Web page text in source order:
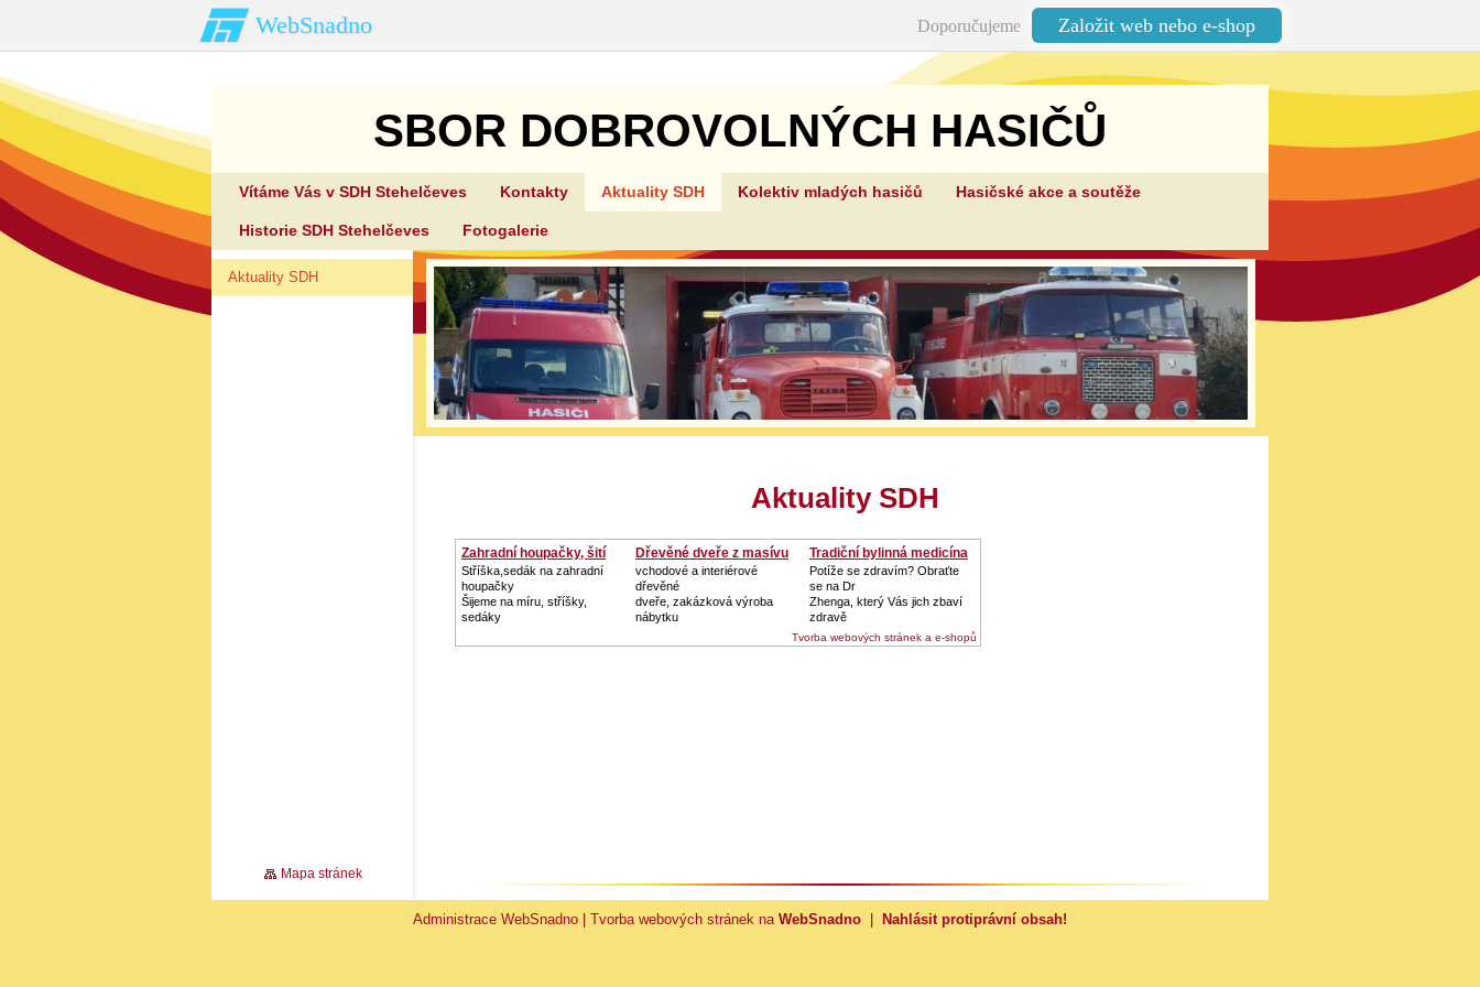
WebSnadno Doporučujeme Založit web nebo e-shop
SBOR DOBROVOLNÝCH HASIČŮ
STEHELČEVES
Vítáme Vás v SDH Stehelčeves Kontakty Aktuality SDH Kolektiv mladých hasičů Hasičské akce a soutěže
Historie SDH Stehelčeves Fotogalerie
Aktuality SDH
Aktuality SDH
Zahradní houpačky, šití
Stříška,sedák na zahradní
houpačky
Šijeme na míru, stříšky,
sedáky
Dřevěné dveře z masívu
vchodové a interiérové
dřevěné
dveře, zakázková výroba
nábytku
Tradiční bylinná medicína
Potíže se zdravím? Obraťte
se na Dr
Zhenga, který Vás jich zbaví
zdravě
Tvorba webových stránek a e-shopů
Mapa stránek
Administrace WebSnadno Tvorba webových stránek na WebSnadno Nahlásit protiprávní obsah!